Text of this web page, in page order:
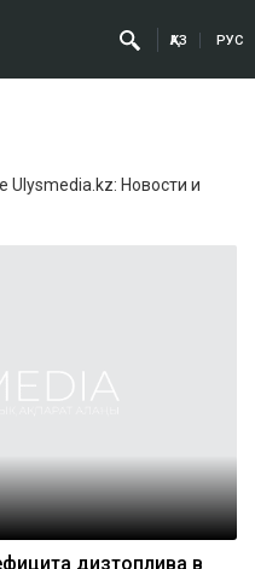
ҚАЗ РУС
Ulysmedia.kz: Новости и
дизтоплива в